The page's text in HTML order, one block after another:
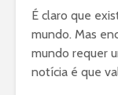
É claro que
mundo. Mas
mundo requer
notícia é que